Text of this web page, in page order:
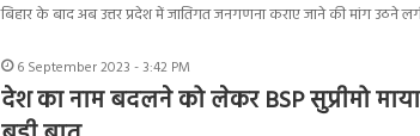
बिहार के बाद अब उत्तर प्रदेश में जातिगत जनगणना कराए जाने की मांग उठने
6 September 2023 - 3:42 PM
देश का नाम बदलने को लेकर BSP सुप्रीमो